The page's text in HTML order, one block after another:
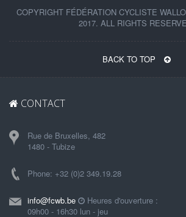
COPYRIGHT FÉDÉRATION CYCLISTE
2017. ALL RIGHTS
BACK TO TOP
CONTACT
Rue de Bruxelles, 482
1480 - Tubize
Phone: +32 (0)2 349.19.28
info@fcwb.be
Heures d'ouverture :
09h00 - 16h30 lun - jeu